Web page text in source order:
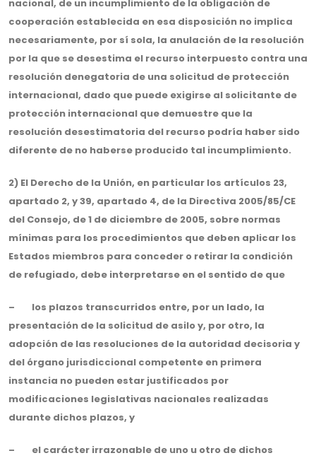
nacional, de un incumplimiento de la obligación de
cooperación establecida en esa disposición no implica
necesariamente, por sí sola, la anulación de la resolución
por la que se desestima el recurso interpuesto contra una
resolución denegatoria de una solicitud de protección
internacional, dado que puede exigirse al solicitante de
protección internacional que demuestre que la
resolución desestimatoria del recurso podría haber sido
diferente de no haberse producido tal incumplimiento.
2) El Derecho de la Unión, en particular los artículos 23,
apartado 2, y 39, apartado 4, de la Directiva 2005/85/CE
del Consejo, de 1 de diciembre de 2005, sobre normas
mínimas para los procedimientos que deben aplicar los
Estados miembros para conceder o retirar la condición
de refugiado, debe interpretarse en el sentido de que
– los plazos transcurridos entre, por un lado, la
presentación de la solicitud de asilo y, por otro, la
adopción de las resoluciones de la autoridad decisoria y
del órgano jurisdiccional competente en primera
instancia no pueden estar justificados por
modificaciones legislativas nacionales realizadas
durante dichos plazos, y
– el carácter irrazonable de uno u otro de dichos